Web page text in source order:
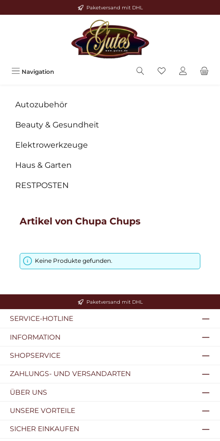
Zum Hauptinhalt springen Paketversand mit DHL
Navigation
Autozubehör
Beauty & Gesundheit
Elektrowerkzeuge
Haus & Garten
RESTPOSTEN
Artikel von Chupa Chups
Keine Produkte gefunden.
Paketversand mit DHL
SERVICE-HOTLINE
INFORMATION
SHOPSERVICE
ZAHLUNGS- UND VERSANDARTEN
ÜBER UNS
UNSERE VORTEILE
SICHER EINKAUFEN